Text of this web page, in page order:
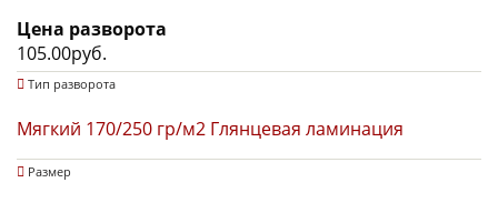
Цена разворота
105.00руб.
Тип разворота
Мягкий 170/250 гр/м2 Глянцевая ламинация
Размер